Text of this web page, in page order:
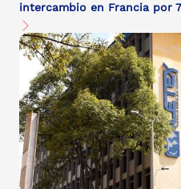
intercambio en Francia por